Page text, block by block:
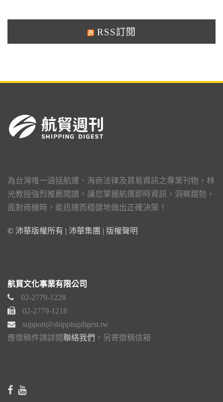
RSS訂閱
為台灣唯一涵括航運、海商法律及貿易資訊之專業刊物，林
光教授強烈推薦閱讀。讓您掌握航運即時資訊，洞察趨勢，
面對商機時，能迅速而穩健地做出正確決策！
© 沛華版權所有 | 沛華集團 | 版權聲明
航貿文化事業有限公司
02-2779-1228
02-2779-1218
support@shippingdigest.tw
應徵稿件請詳閱聯絡我們 ，另寄徵稿信箱